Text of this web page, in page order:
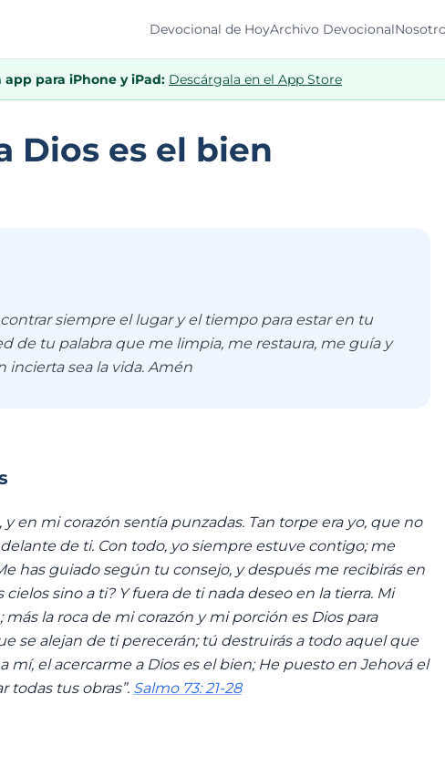
Devocional de HoyArchivo Devocional
para iPhone y iPad: Descárgala en el App Store
Dios es el bien
siempre el lugar y el tiempo para estar en tu
de tu palabra que me limpia, me restaura, me guía y
incierta sea la vida. Amén
y en mi corazón sentía punzadas. Tan torpe era yo, que no
de ti. Con todo, yo siempre estuve contigo; me
has guiado según tu consejo, y después me recibirás en
sino a ti? Y fuera de ti nada deseo en la tierra. Mi
la roca de mi corazón y mi porción es Dios para
se alejan de ti perecerán; tú destruirás a todo aquel que
mí, el acercarme a Dios es el bien; He puesto en Jehová el
todas tus obras”. Salmo 73: 21-28